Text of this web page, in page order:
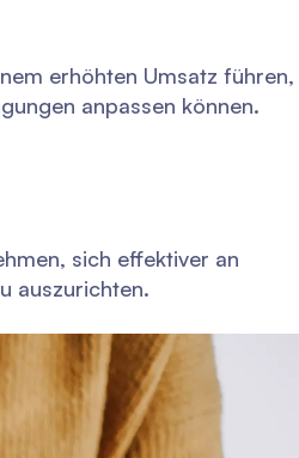
erhöhten Umsatz führen,
anpassen können.
sich effektiver an
auszurichten.